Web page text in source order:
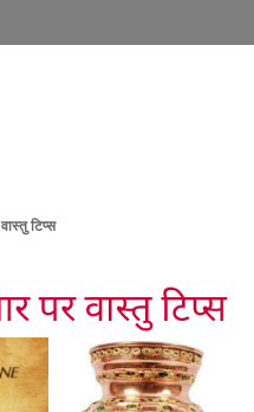
वास्तु टिप्स